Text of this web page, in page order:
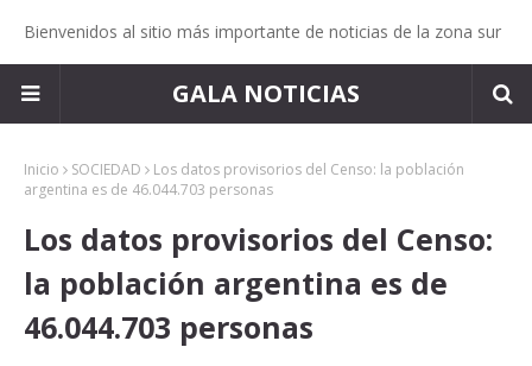
Bienvenidos al sitio más importante de noticias de la zona sur
GALA NOTICIAS
Inicio SOCIEDAD
Los datos provisorios del Censo: la población
argentina es de 46.044.703 personas
Los datos provisorios del Censo:
la población argentina es de
46.044.703 personas